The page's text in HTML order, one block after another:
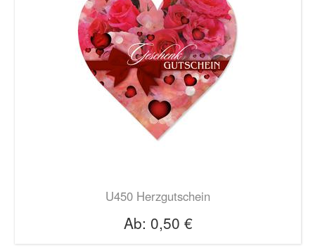
U450 Herzgutschein
Ab: 0,50 €